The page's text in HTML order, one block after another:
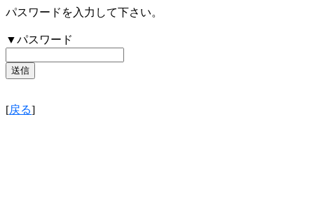
パスワードを入力して下さい。
▼パスワード
[戻る]